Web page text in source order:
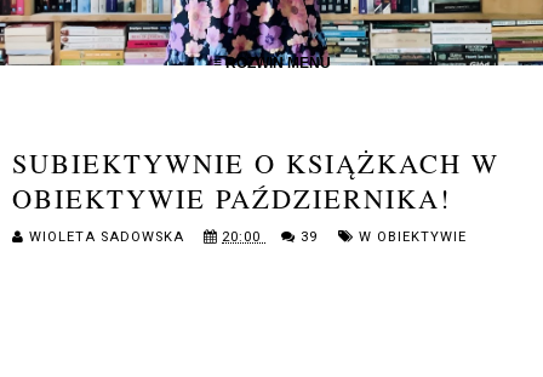
≡ ROZWIŃ MENU
SUBIEKTYWNIE O KSIĄŻKACH W
OBIEKTYWIE PAŹDZIERNIKA!
WIOLETA SADOWSKA 20:00 39 W OBIEKTYWIE